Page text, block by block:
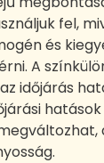
fel,
és
A
időjárás